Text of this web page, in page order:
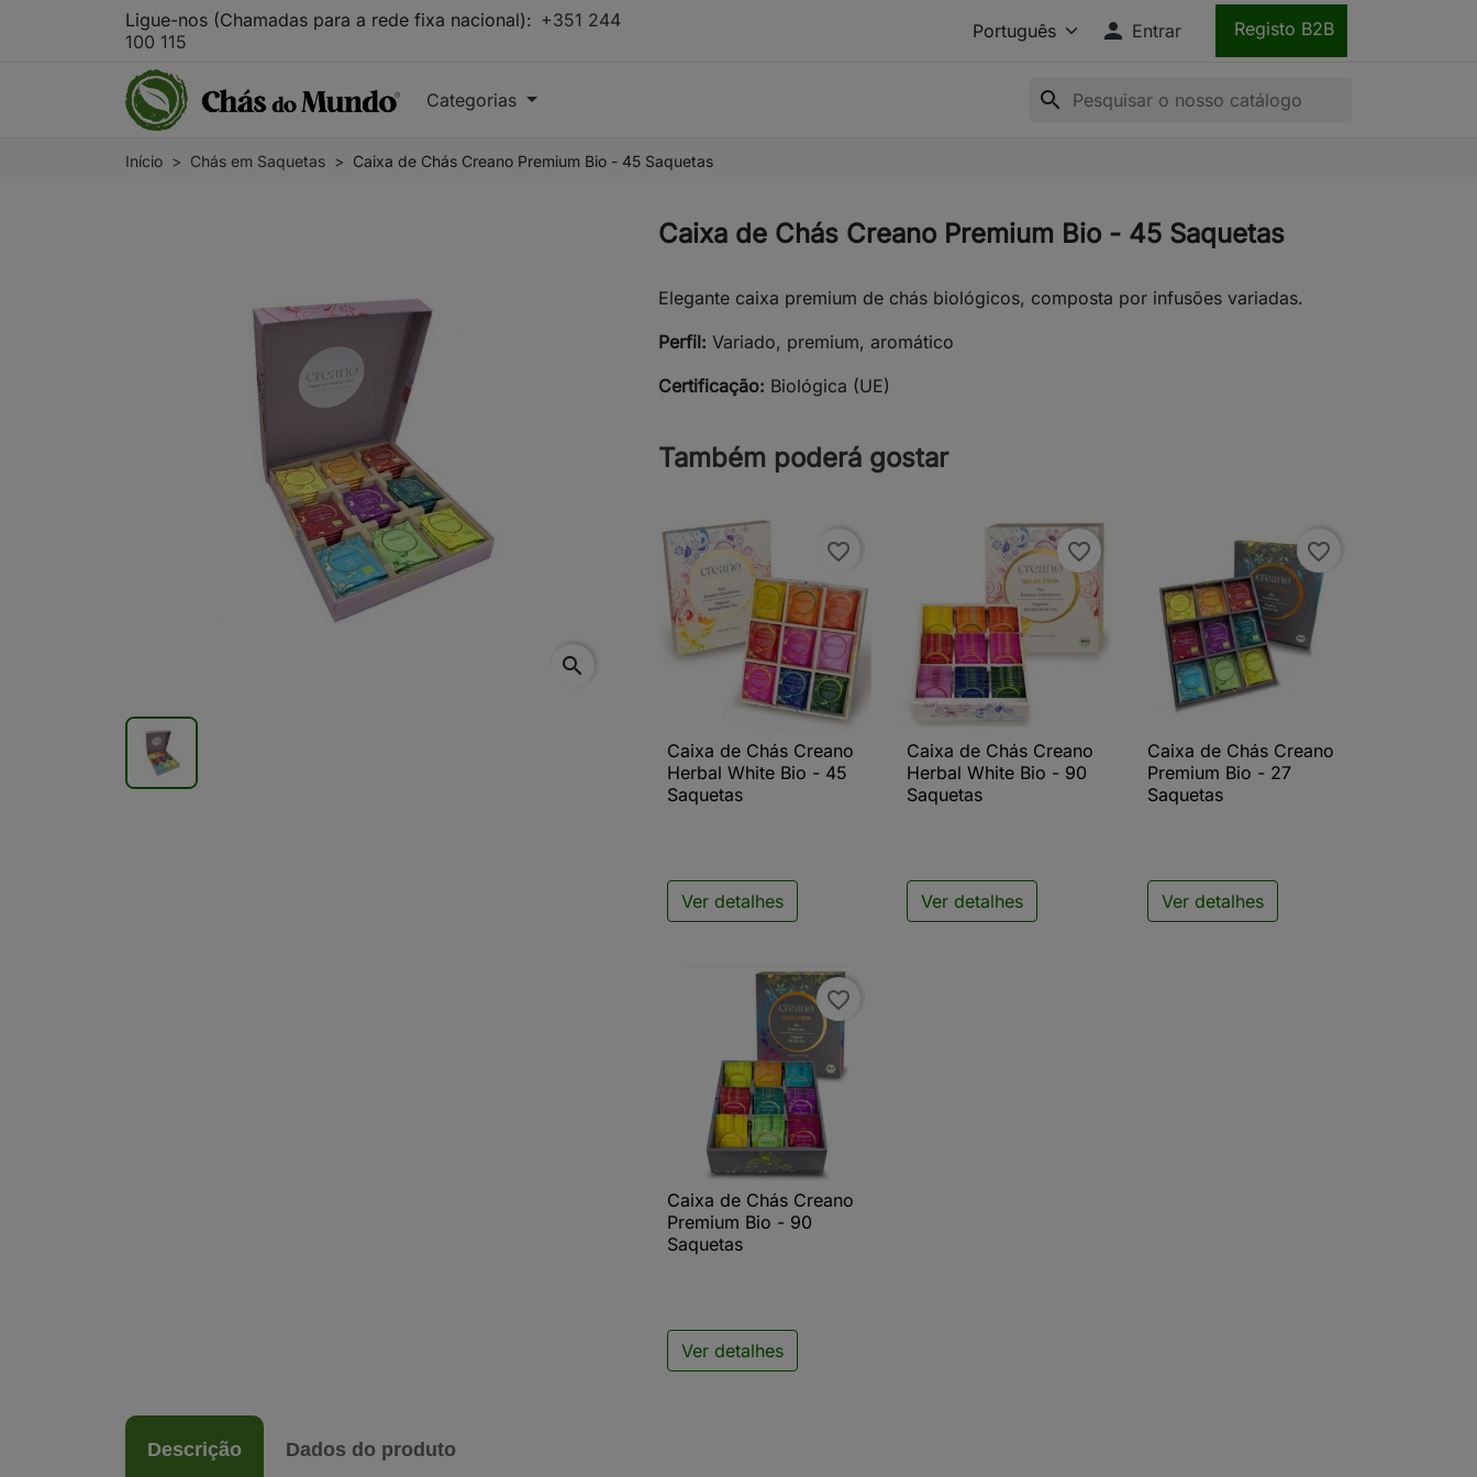
Ligue-nos (Chamadas para a rede fixa nacional): +351 244
100 115
 Entrar Registo B2B
Categorias search
Início Chás em Saquetas Caixa de Chás Creano Premium Bio - 45 Saquetas
search
Caixa de Chás Creano Premium Bio - 45 Saquetas
Elegante caixa premium de chás biológicos, composta por infusões variadas.
Perfil: Variado, premium, aromático
Certificação: Biológica (UE)
Também poderá gostar
favorite_border
 Vista rápida
Caixa de Chás Creano
Herbal White Bio - 45
Saquetas
Ver detalhes
favorite_border
 Vista rápida
Caixa de Chás Creano
Herbal White Bio - 90
Saquetas
Ver detalhes
favorite_border
 Vista rápida
Caixa de Chás Creano
Premium Bio - 27
Saquetas
Ver detalhes
favorite_border
 Vista rápida
Caixa de Chás Creano
Premium Bio - 90
Saquetas
Ver detalhes
Descrição Dados do produto